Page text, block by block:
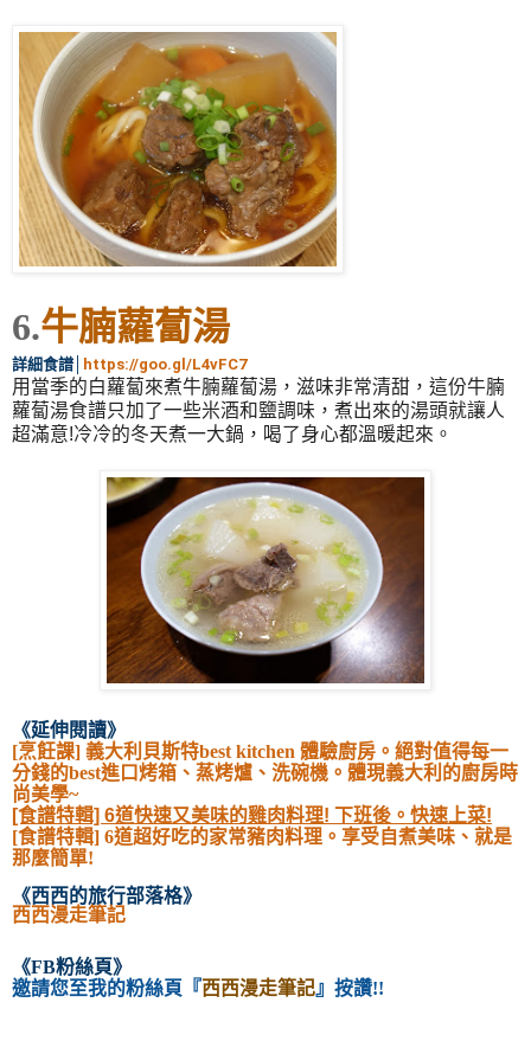
6.牛腩蘿蔔湯
詳細食譜 https://goo.gl/L4vFC7
用當季的白蘿蔔來煮牛腩蘿蔔湯，滋味非常清甜，這份牛腩
蘿蔔湯食譜只加了一些米酒和鹽調味，煮出來的湯頭就讓人
超滿意!冷冷的冬天煮一大鍋，喝了身心都溫暖起來。
《延伸閱讀》
[烹飪課] 義大利貝斯特best kitchen 體驗廚房。絕對值得每一
分錢的best進口烤箱、蒸烤爐、洗碗機。體現義大利的廚房時
尚美學~
[食譜特輯] 6道快速又美味的雞肉料理! 下班後。快速上菜!
[食譜特輯] 6道超好吃的家常豬肉料理。享受自煮美味、就是
那麼簡單!
《西西的旅行部落格》
西西漫走筆記
《FB粉絲頁》
邀請您至我的粉絲頁
『西西漫走筆記』按讚!!